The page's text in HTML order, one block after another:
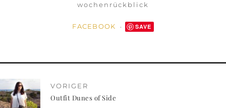
wochenrückblick
FACEBOOK SAVE
VORIGER
Outfit Dunes of Side